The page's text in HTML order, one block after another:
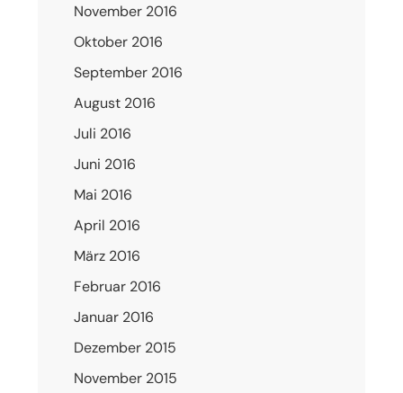
November 2016
Oktober 2016
September 2016
August 2016
Juli 2016
Juni 2016
Mai 2016
April 2016
März 2016
Februar 2016
Januar 2016
Dezember 2015
November 2015